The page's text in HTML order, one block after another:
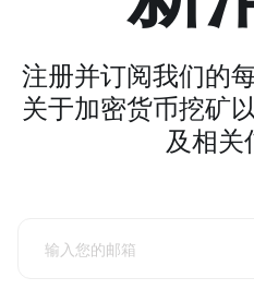
注册并订阅我们的
关于加密货币挖矿
及相关